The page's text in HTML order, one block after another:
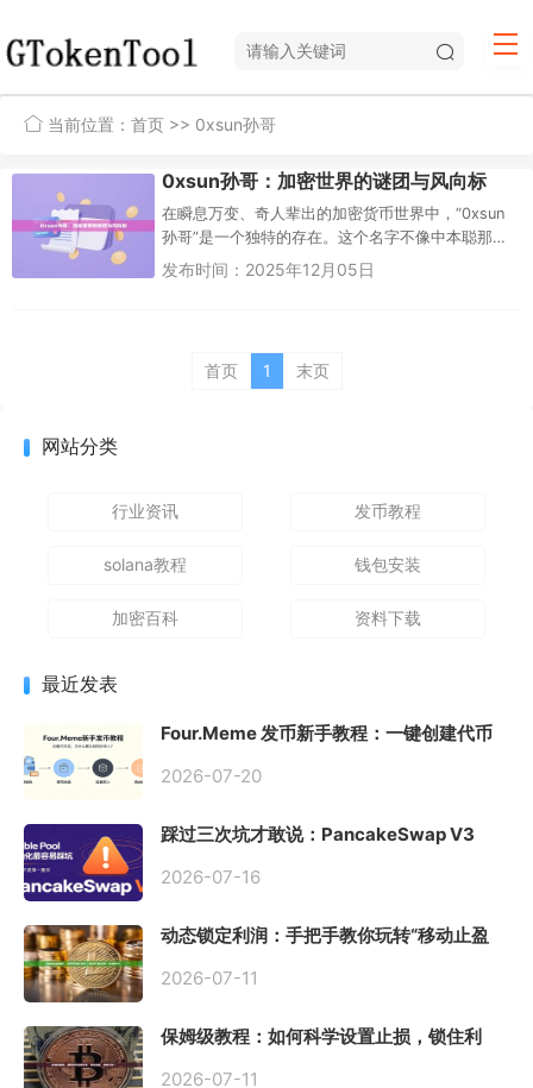
当前位置： 首页 >> 0xsun孙哥
0xsun孙哥：加密世界的谜团与风向标
在瞬息万变、奇人辈出的加密货币世界中，“0xsun
孙哥”是一个独特的存在。这个名字不像中本聪那样
象征着创世，也不像V神那样代表着技术哲学，但它
发布时间：2025年12月05日
首页 1 末页
网站分类
行业资讯 发币教程
solana教程 钱包安装
加密百科 资料下载
最近发表
Four.Meme 发币新手教程：一键创建代币
2026-07-20
踩过三次坑才敢说：PancakeSwap V3
初始化
2026-07-16
动态锁定利润：手把手教你玩转“移动止盈
2026-07-11
保姆级教程：如何科学设置止损，锁住利
2026-07-11